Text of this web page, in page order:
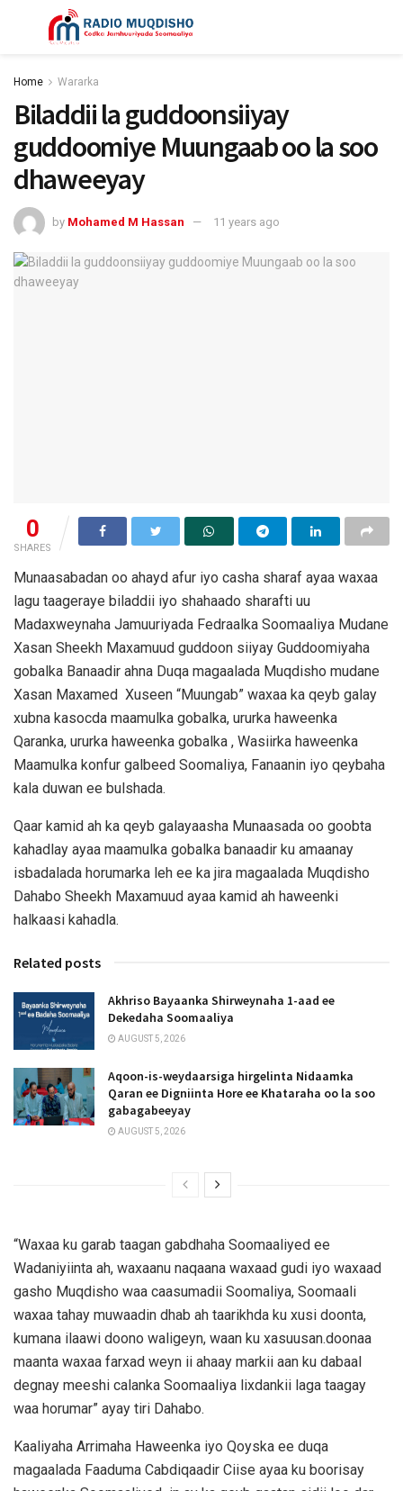
Home Wararka
Biladdii la guddoonsiiyay
guddoomiye Muungaab oo la soo
dhaweeyay
by Mohamed M Hassan 11 years ago
0
SHARES
Munaasabadan oo ahayd afur iyo casha sharaf ayaa waxaa
lagu taageraye biladdii iyo shahaado sharafti uu
Madaxweynaha Jamuuriyada Fedraalka Soomaaliya Mudane
Xasan Sheekh Maxamuud guddoon siiyay Guddoomiyaha
gobalka Banaadir ahna Duqa magaalada Muqdisho mudane
Xasan Maxamed Xuseen “Muungab” waxaa ka qeyb galay
xubna kasocda maamulka gobalka, ururka haweenka
Qaranka, ururka haweenka gobalka , Wasiirka haweenka
Maamulka konfur galbeed Soomaliya, Fanaanin iyo qeybaha
kala duwan ee bulshada.
Qaar kamid ah ka qeyb galayaasha Munaasada oo goobta
kahadlay ayaa maamulka gobalka banaadir ku amaanay
isbadalada horumarka leh ee ka jira magaalada Muqdisho
Dahabo Sheekh Maxamuud ayaa kamid ah haweenki
halkaasi kahadla.
Related posts
Akhriso Bayaanka Shirweynaha 1-aad ee
Dekedaha Soomaaliya
AUGUST 5, 2026
Aqoon-is-weydaarsiga hirgelinta Nidaamka
Qaran ee Digniinta Hore ee Khataraha oo la soo
gabagabeeyay
AUGUST 5, 2026
“Waxaa ku garab taagan gabdhaha Soomaaliyed ee
Wadaniyiinta ah, waxaanu naqaana waxaad gudi iyo waxaad
gasho Muqdisho waa caasumadii Soomaliya, Soomaali
waxaa tahay muwaadin dhab ah taarikhda ku xusi doonta,
kumana ilaawi doono waligeyn, waan ku xasuusan.doonaa
maanta waxaa farxad weyn ii ahaay markii aan ku dabaal
degnay meeshi calanka Soomaaliya lixdankii laga taagay
waa horumar” ayay tiri Dahabo.
Kaaliyaha Arrimaha Haweenka iyo Qoyska ee duqa
magaalada Faaduma Cabdiqaadir Ciise ayaa ku boorisay